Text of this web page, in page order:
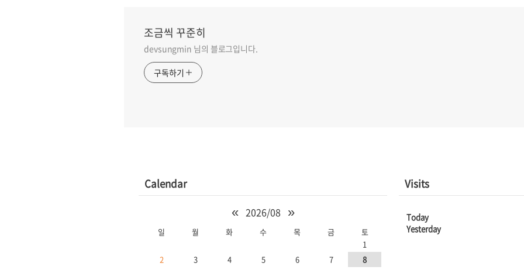
조금씩 꾸준히
devsungmin 님의 블로그입니다.
구독하기
Calendar
« 2026/08 »
일 월 화 수 목 금
토
1
2
3 4 5 6 7
8
Visits
Today
Yesterday